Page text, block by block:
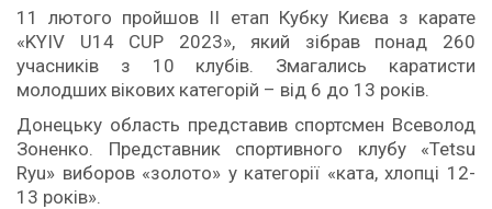
11 лютого пройшов ІI етап Кубку Києва з карате
«KYIV U14 CUP 2023», який зібрав понад 260
учасників з 10 клубів. Змагались каратисти
молодших вікових категорій – від 6 до 13 років.
Донецьку область представив спортсмен Всеволод
Зоненко. Представник спортивного клубу «Tetsu
Ryu» виборов «золото» у категорії «ката, хлопці 12-
13 років».